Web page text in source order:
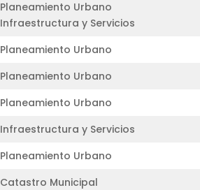
Planeamiento Urbano
Infraestructura y Servicios
Planeamiento Urbano
Planeamiento Urbano
Planeamiento Urbano
Infraestructura y Servicios
Planeamiento Urbano
Catastro Municipal